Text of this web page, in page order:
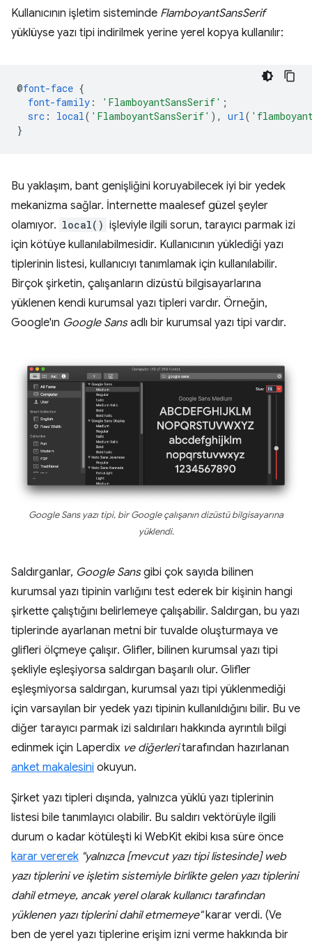
Kullanıcının işletim sisteminde FlamboyantSansSerif
yüklüyse yazı tipi indirilmek yerine yerel kopya kullanılır:
@font-face {
font-family : 'FlamboyantSansSerif' ;
src : local( 'FlamboyantSansSerif' ), url(
}
Bu yaklaşım, bant genişliğini koruyabilecek iyi bir yedek
mekanizma sağlar. İnternette maalesef güzel şeyler
olamıyor. local() işleviyle ilgili sorun, tarayıcı parmak izi
için kötüye kullanılabilmesidir. Kullanıcının yüklediği yazı
tiplerinin listesi, kullanıcıyı tanımlamak için kullanılabilir.
Birçok şirketin, çalışanların dizüstü bilgisayarlarına
yüklenen kendi kurumsal yazı tipleri vardır. Örneğin,
Google'ın Google Sansadlı bir kurumsal yazı tipi vardır.
Google Sans yazı tipi, bir Google çalışanın dizüstü bilgisayarına
yüklendi.
Saldırganlar, Google Sansgibi çok sayıda bilinen
kurumsal yazı tipinin varlığını test ederek bir kişinin hangi
şirkette çalıştığını belirlemeye çalışabilir. Saldırgan, bu yazı
tiplerinde ayarlanan metni bir tuvalde oluşturmaya ve
glifleri ölçmeye çalışır. Glifler, bilinen kurumsal yazı tipi
şekliyle eşleşiyorsa saldırgan başarılı olur. Glifler
eşleşmiyorsa saldırgan, kurumsal yazı tipi yüklenmediği
için varsayılan bir yedek yazı tipinin kullanıldığını bilir. Bu ve
diğer tarayıcı parmak izi saldırıları hakkında ayrıntılı bilgi
edinmek için Laperdix ve diğerleritarafından hazırlanan
anket makalesini okuyun.
Şirket yazı tipleri dışında, yalnızca yüklü yazı tiplerinin
listesi bile tanımlayıcı olabilir. Bu saldırı vektörüyle ilgili
durum o kadar kötüleşti ki WebKit ekibi kısa süre önce
karar vererek "yalnızca [mevcut yazı tipi listesinde] web
yazı tiplerini ve işletim sistemiyle birlikte gelen yazı tiplerini
dahil etmeye, ancak yerel olarak kullanıcı tarafından
yüklenen yazı tiplerini dahil etmemeye"karar verdi. (Ve
ben de yerel yazı tiplerine erişim izni verme hakkında bir